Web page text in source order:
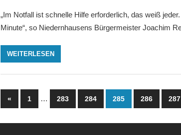
„Im Notfall ist schnelle Hilfe erforderlich, das weiß
Minute“, so Niedernhausens Bürgermeister Joachim
WEITERLESEN
Seitennummerierung
« Vorherige
Beiträge
1 … 283 284 285 286 287